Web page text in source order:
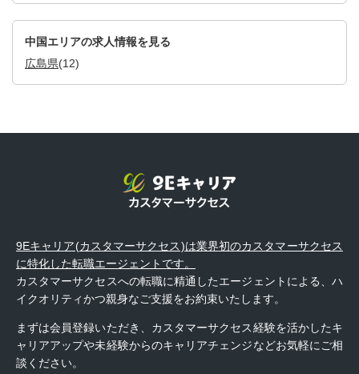
中国エリアの求人情報を見る
広島県(12)
9Eキャリア(カスタマーサクセス)は業界初のカスタマーサクセス
に特化した転職エージェントです。
カスタマーサクセスへの転職に精通したエージェントによる、ハ
イクオリティかつ親身なご支援をお約束いたします。
まずは会員登録いただき、カスタマーサクセス経験を活かしたキ
ャリアアップや未経験からのキャリアチェンジなどお気軽にご相
談ください。